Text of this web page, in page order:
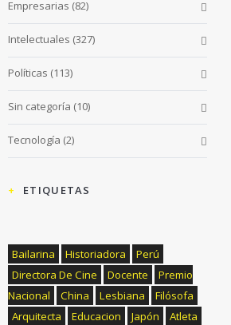
Empresarias (82)
Intelectuales (327)
Políticas (113)
Sin categoría (10)
Tecnología (2)
ETIQUETAS
Bailarina Historiadora
Perú
Directora De Cine
Docente
Premio
Nacional
China Lesbiana
Filósofa
Arquitecta
Educacion Japón
Atleta